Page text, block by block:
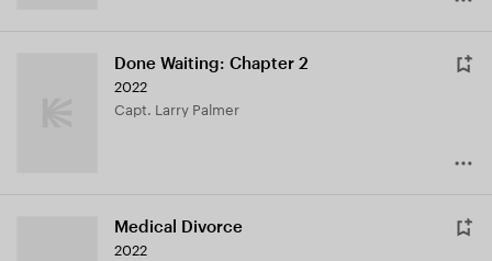
Done Waiting: Chapter 2
2022
Capt. Larry Palmer
Medical Divorce
2022